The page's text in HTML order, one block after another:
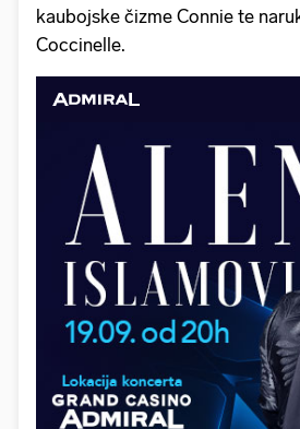
kaubojske čizme Connie te
Coccinelle.